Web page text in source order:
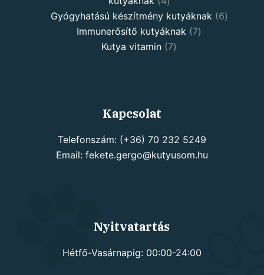
products
Gyógyhatású készítmény kutyáknak 66
Immunerősítő kutyáknak 77
Kutya vitamin 77
Kapcsolat
Telefonszám: (+36) 70 232 5249
Email: fekete.gergo@kutyusom.hu
Nyitvatartás
Hétfő-Vasárnapig: 00:00-24:00